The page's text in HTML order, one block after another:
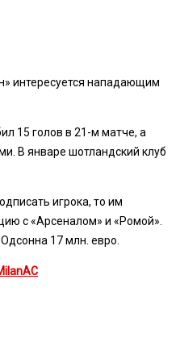
интересуется нападающим
15 голов в 21-м матче, а
В январе шотландский клуб
игрока, то им
с «Арсеналом» и «Ромой».
17 млн. евро.